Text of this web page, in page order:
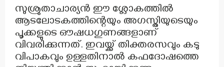
സുശ്രുതാചാര്യൻ ഈ ശ്ലോകത്തിൽ
ആടലോടകത്തിന്റെയും അഗസ്തിയുടെയും
പൂക്കളുടെ ഔഷധഗുണങ്ങളാണ്
വിവരിക്കുന്നത്. ഇവയ്ക്ക് തിക്തരസവും കടു
വിപാകവും ഉള്ളതിനാൽ കഫദോഷത്തെ